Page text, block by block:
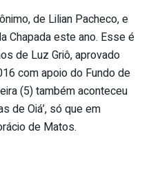
de Lilian Pacheco, e
Chapada este ano. Esse é
de Luz Griô, aprovado
com apoio do Fundo de
(5) também aconteceu
de Oiá’, só que em
de Matos.